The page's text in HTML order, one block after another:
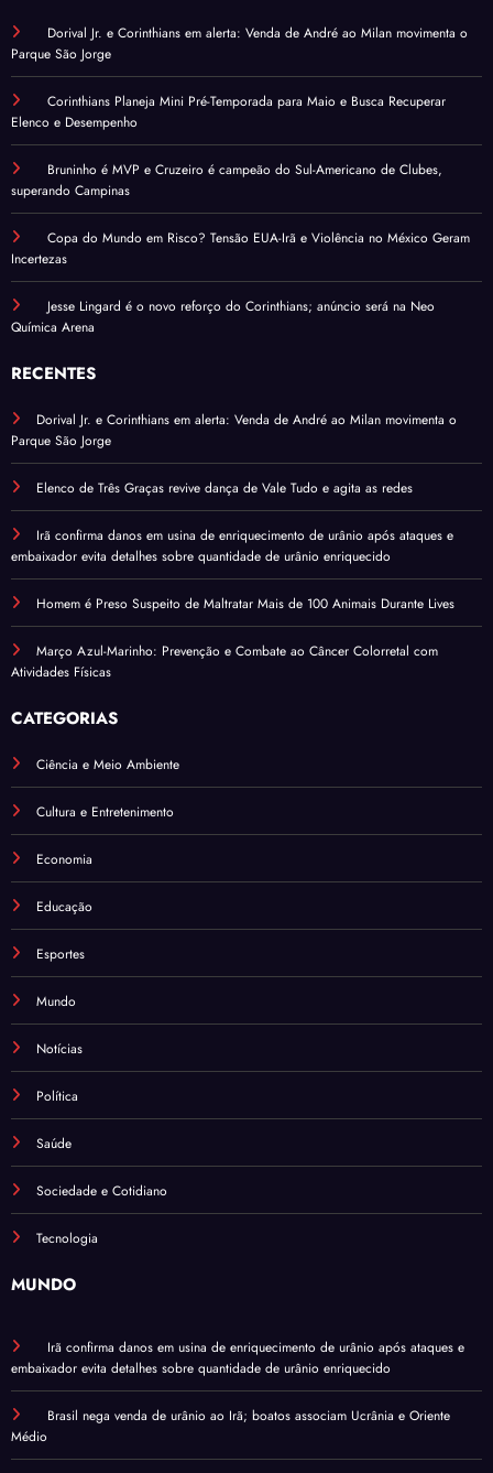
Dorival Jr. e Corinthians em alerta: Venda de André ao Milan movimenta o
Parque São Jorge
Corinthians Planeja Mini Pré-Temporada para Maio e Busca Recuperar
Elenco e Desempenho
Bruninho é MVP e Cruzeiro é campeão do Sul-Americano de Clubes,
superando Campinas
Copa do Mundo em Risco? Tensão EUA-Irã e Violência no México Geram
Incertezas
Jesse Lingard é o novo reforço do Corinthians; anúncio será na Neo
Química Arena
RECENTES
Dorival Jr. e Corinthians em alerta: Venda de André ao Milan movimenta o
Parque São Jorge
Elenco de Três Graças revive dança de Vale Tudo e agita as redes
Irã confirma danos em usina de enriquecimento de urânio após ataques e
embaixador evita detalhes sobre quantidade de urânio enriquecido
Homem é Preso Suspeito de Maltratar Mais de 100 Animais Durante Lives
Março Azul-Marinho: Prevenção e Combate ao Câncer Colorretal com
Atividades Físicas
CATEGORIAS
Ciência e Meio Ambiente
Cultura e Entretenimento
Economia
Educação
Esportes
Mundo
Notícias
Política
Saúde
Sociedade e Cotidiano
Tecnologia
MUNDO
Irã confirma danos em usina de enriquecimento de urânio após ataques e
embaixador evita detalhes sobre quantidade de urânio enriquecido
Brasil nega venda de urânio ao Irã; boatos associam Ucrânia e Oriente
Médio